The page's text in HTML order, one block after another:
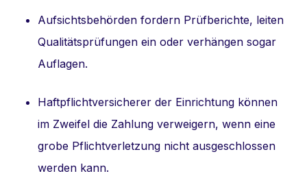
Aufsichtsbehörden fordern Prüfberichte, leiten
Qualitätsprüfungen ein oder verhängen sogar
Auflagen.
Haftpflichtversichererder Einrichtung können
im Zweifel die Zahlung verweigern, wenn eine
grobe Pflichtverletzung nicht ausgeschlossen
werden kann.